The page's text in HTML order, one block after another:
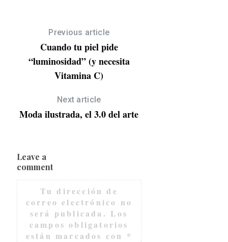
Previous article
Cuando tu piel pide
“luminosidad” (y necesita
Vitamina C)
Next article
Moda ilustrada, el 3.0 del arte
Leave a
comment
Tu dirección de
correo electrónico no
será publicada. Los
campos obligatorios
están marcados con *